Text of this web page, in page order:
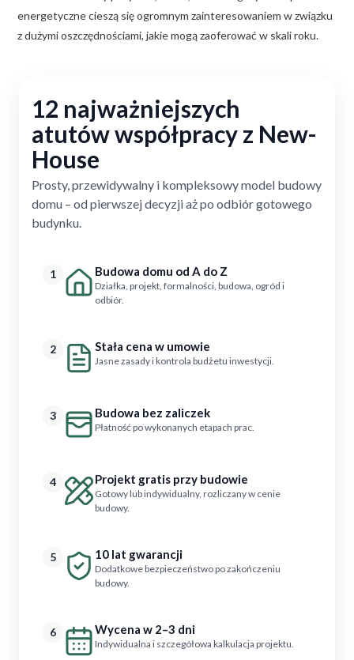
energetyczne cieszą się ogromnym zainteresowaniem w związku
z dużymi oszczędnościami, jakie mogą zaoferować w skali roku.
12 najważniejszych
atutów współpracy z New-
House
Prosty, przewidywalny i kompleksowy model budowy
domu – od pierwszej decyzji aż po odbiór gotowego
budynku.
1 Budowa domu od A do Z
Działka, projekt, formalności, budowa, ogród i
odbiór.
2 Stała cena w umowie
Jasne zasady i kontrola budżetu inwestycji.
3 Budowa bez zaliczek
Płatność po wykonanych etapach prac.
4 Projekt gratis przy budowie
Gotowy lub indywidualny, rozliczany w cenie
budowy.
5 10 lat gwarancji
Dodatkowe bezpieczeństwo po zakończeniu
budowy.
6 Wycena w 2–3 dni
Indywidualna i szczegółowa kalkulacja projektu.